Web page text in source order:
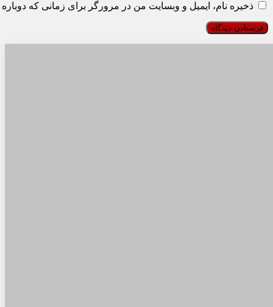
ذخیره نام، ایمیل و وبسایت من در مرورگر برای زمانی که